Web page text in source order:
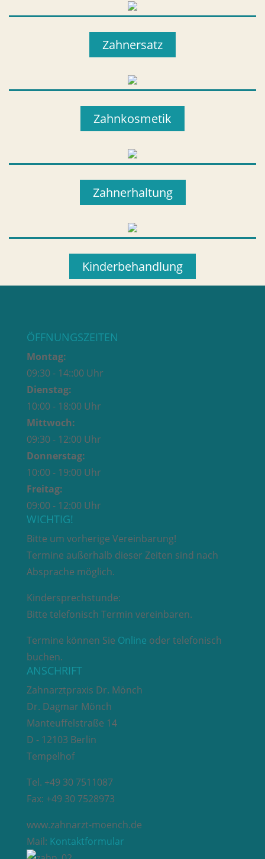
Zahnersatz
Zahnkosmetik
Zahnerhaltung
Kinderbehandlung
ÖFFNUNGSZEITEN
Montag:
09:30 - 14::00 Uhr
Dienstag:
10:00 - 18:00 Uhr
Mittwoch:
09:30 - 12:00 Uhr
Donnerstag:
10:00 - 19:00 Uhr
Freitag:
09:00 - 12:00 Uhr
WICHTIG!
Bitte um vorherige Vereinbarung!
Termine außerhalb dieser Zeiten sind nach
Absprache möglich.
Kindersprechstunde:
Bitte telefonisch Termin vereinbaren.
Termine können Sie Online oder telefonisch
buchen.
ANSCHRIFT
Zahnarztpraxis Dr. Mönch
Dr. Dagmar Mönch
Manteuffelstraße 14
D - 12103 Berlin
Tempelhof
Tel. +49 30 7511087
Fax: +49 30 7528973
www.zahnarzt-moench.de
Mail: Kontaktformular